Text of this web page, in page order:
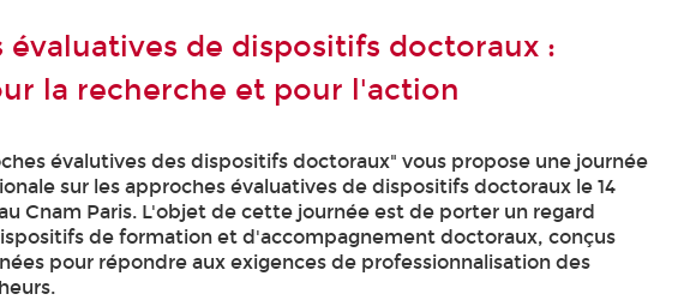
évaluatives de dispositifs doctoraux :
la recherche et pour l'action
évalutives des dispositifs doctoraux" vous propose une journée
sur les approches évaluatives de dispositifs doctoraux le 14
Cnam Paris. L'objet de cette journée est de porter un regard
de formation et d'accompagnement doctoraux, conçus
pour répondre aux exigences de professionnalisation des